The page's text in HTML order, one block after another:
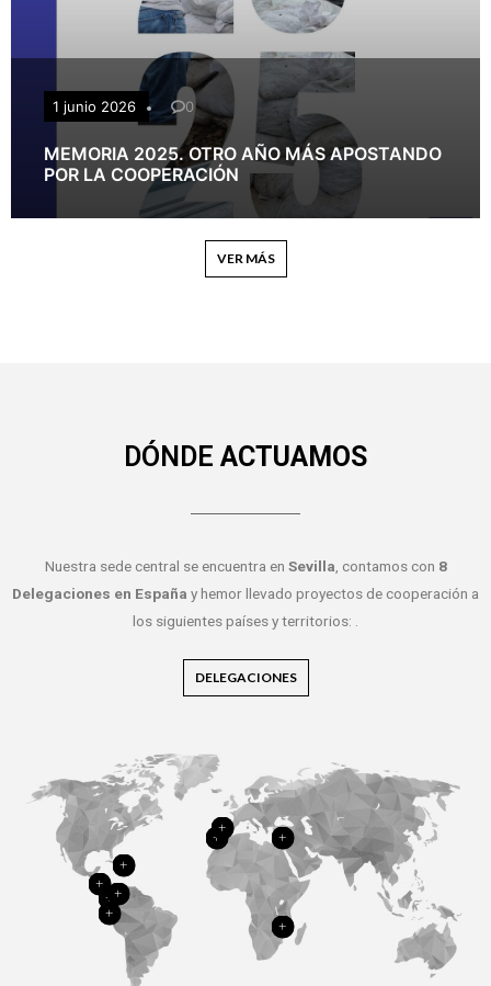
1 junio 2026 0
MEMORIA 2025. OTRO AÑO MÁS APOSTANDO
POR LA COOPERACIÓN
VER MÁS
DÓNDE ACTUAMOS
Nuestra sede central se encuentra en Sevilla, contamos con 8
Delegaciones en España y hemor llevado proyectos de cooperación a
los siguientes países y territorios: .
DELEGACIONES